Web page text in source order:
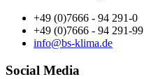
+49 (0)7666 - 94 291-0
+49 (0)7666 - 94 291-99
info@bs-klima.de
Social Media